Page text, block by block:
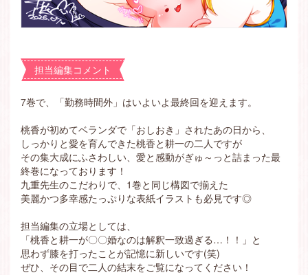
担当編集コメント
7巻で、「勤務時間外」はいよいよ最終回を迎えます。
桃香が初めてベランダで「おしおき」されたあの日から、
しっかりと愛を育んできた桃香と耕一の二人ですが
その集大成にふさわしい、愛と感動がぎゅ～っと詰まった最
終巻になっております！
九重先生のこだわりで、1巻と同じ構図で揃えた
美麗かつ多幸感たっぷりな表紙イラストも必見です◎
担当編集の立場としては、
「桃香と耕一が〇〇婚なのは解釈一致過ぎる…！！」と
思わず膝を打ったことが記憶に新しいです(笑)
ぜひ、その目で二人の結末をご覧になってください！